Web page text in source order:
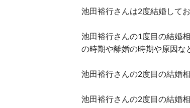
池田裕行さんは2度結婚して
池田裕行さんの1度目の結婚
の時期や離婚の時期や原因な
池田裕行さんの2度目の結婚
池田裕行さんの2度目の結婚